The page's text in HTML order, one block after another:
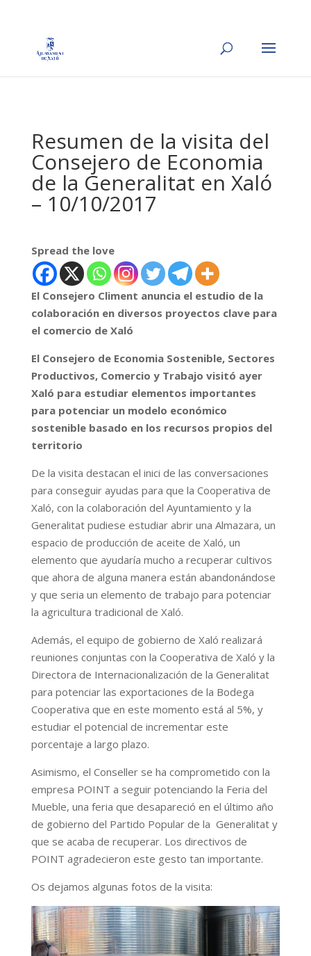
Resumen de la visita del
Consejero de Economia
de la Generalitat en Xaló
– 10/10/2017
Spread the love
El Consejero Climent anuncia el estudio de la
colaboración en diversos proyectos clave para
el comercio de Xaló
El Consejero de Economia Sostenible, Sectores
Productivos, Comercio y Trabajo visitó ayer
Xaló para estudiar elementos importantes
para potenciar un modelo económico
sostenible basado en los recursos propios del
territorio
De la visita destacan el inici de las conversaciones
para conseguir ayudas para que la Cooperativa de
Xaló, con la colaboración del Ayuntamiento y la
Generalitat pudiese estudiar abrir una Almazara, un
espacio de producción de aceite de Xaló, un
elemento que ayudaría mucho a recuperar cultivos
que ahora de alguna manera están abandonándose
y que seria un elemento de trabajo para potenciar
la agricultura tradicional de Xaló.
Además, el equipo de gobierno de Xaló realizará
reuniones conjuntas con la Cooperativa de Xaló y la
Directora de Internacionalización de la Generalitat
para potenciar las exportaciones de la Bodega
Cooperativa que en este momento está al 5%, y
estudiar el potencial de incrementar este
porcentaje a largo plazo.
Asimismo, el Conseller se ha comprometido con la
empresa POINT a seguir potenciando la Feria del
Mueble, una feria que desapareció en el último año
de gobierno del Partido Popular de la Generalitat y
que se acaba de recuperar. Los directivos de
POINT agradecieron este gesto tan importante.
Os dejamos algunas fotos de la visita: